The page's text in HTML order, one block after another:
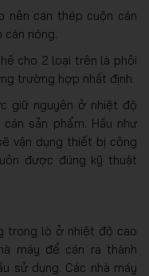
nên cán thép cuộn cán
cán nóng.
cho 2 loại trên là phôi
trường hợp nhất định.
giữ nguyên ở nhiệt độ
sản phẩm. Hầu như
vận dụng thiết bị công
được đúng kỹ thuật
trong lò ở nhiệt độ cao
máy để cán ra thành
sử dụng. Các nhà máy